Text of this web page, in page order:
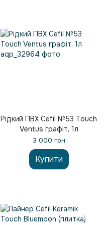
Рідкий ПВХ Cefil №53 Touch
Ventus графіт, 1л
3 000 грн
Купити